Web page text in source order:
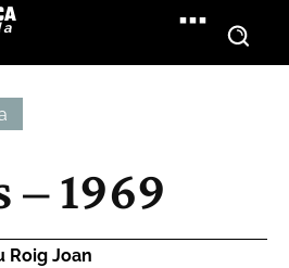
– 1969
Roig Joan